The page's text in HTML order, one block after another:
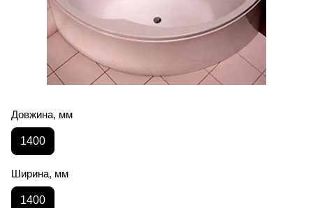
Довжина, мм
1400
Ширина, мм
1400